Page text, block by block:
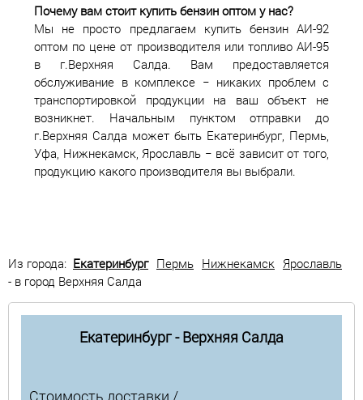
Почему вам стоит купить бензин оптом у нас?
Мы не просто предлагаем купить бензин АИ-92
оптом по цене от производителя или топливо АИ-95
в г.Верхняя Салда. Вам предоставляется
обслуживание в комплексе − никаких проблем с
транспортировкой продукции на ваш объект не
возникнет. Начальным пунктом отправки до
г.Верхняя Салда может быть Екатеринбург, Пермь,
Уфа, Нижнекамск, Ярославль − всё зависит от того,
продукцию какого производителя вы выбрали.
Из города: Екатеринбург Пермь Нижнекамск Ярославль
- в город Верхняя Салда
Екатеринбург - Верхняя Салда